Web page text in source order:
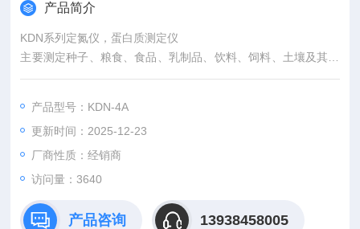
产品简介
KDN系列定氮仪，蛋白质测定仪
主要测定种子、粮食、食品、乳制品、饮料、饲料、土壤及其他
农副产品中氮的含量。
产品型号：KDN-4A
更新时间：2025-12-23
厂商性质：经销商
访问量：3640
产品咨询 13938458005